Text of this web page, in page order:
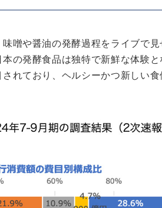
噌や醤油の発酵過程をライブで
の発酵食品は独特で新鮮な体験
れており、ヘルシーかつ新しい